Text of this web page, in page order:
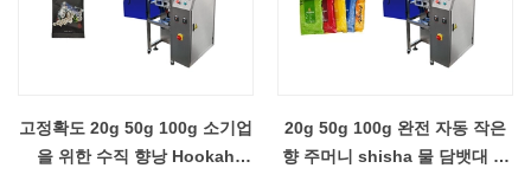
고정확도 20g 50g 100g 소기업
을 위한 수직 향낭 Hookah
20g 50g 100g 완전 자동 작은
향 주머니 shisha 물 담뱃대 당